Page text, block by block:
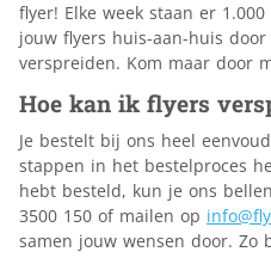
flyer! Elke week staan er
jouw flyers huis-aan-huis
verspreiden. Kom maar door
Hoe kan ik flyers
Je bestelt bij ons heel
stappen in het bestelproces
hebt besteld, kun je ons
3500 150 of mailen op
samen jouw wensen door. Zo